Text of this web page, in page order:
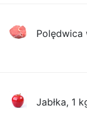
Polędwica
Jabłka, 1